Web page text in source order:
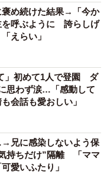
褒め続けた結果→「今か
を呼ぶように 誇らしげ
えらい」
」初めて1人で登園 ダ
思わず涙…「感動して
会話も愛おしい」
兄に感染しないよう保
持ちだけ”隔離 「ママ
愛いふたり」